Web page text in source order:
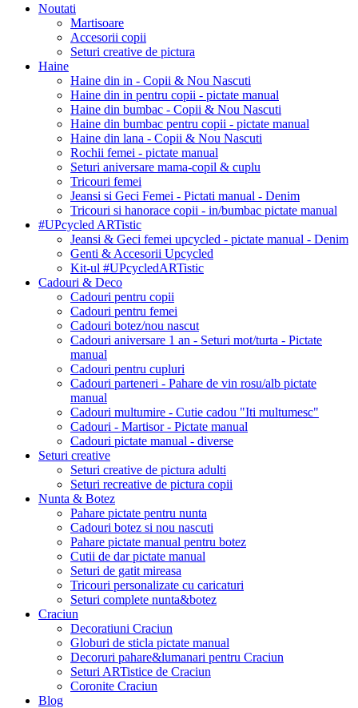
Noutati
Martisoare
Accesorii copii
Seturi creative de pictura
Haine
Haine din in - Copii & Nou Nascuti
Haine din in pentru copii - pictate manual
Haine din bumbac - Copii & Nou Nascuti
Haine din bumbac pentru copii - pictate manual
Haine din lana - Copii & Nou Nascuti
Rochii femei - pictate manual
Seturi aniversare mama-copil & cuplu
Tricouri femei
Jeansi si Geci Femei - Pictati manual - Denim
Tricouri si hanorace copii - in/bumbac pictate manual
#UPcycled ARTistic
Jeansi & Geci femei upcycled - pictate manual - Denim
Genti & Accesorii Upcycled
Kit-ul #UPcycledARTistic
Cadouri & Deco
Cadouri pentru copii
Cadouri pentru femei
Cadouri botez/nou nascut
Cadouri aniversare 1 an - Seturi mot/turta - Pictate
manual
Cadouri pentru cupluri
Cadouri parteneri - Pahare de vin rosu/alb pictate
manual
Cadouri multumire - Cutie cadou "Iti multumesc"
Cadouri - Martisor - Pictate manual
Cadouri pictate manual - diverse
Seturi creative
Seturi creative de pictura adulti
Seturi recreative de pictura copii
Nunta & Botez
Pahare pictate pentru nunta
Cadouri botez si nou nascuti
Pahare pictate manual pentru botez
Cutii de dar pictate manual
Seturi de gatit mireasa
Tricouri personalizate cu caricaturi
Seturi complete nunta&botez
Craciun
Decoratiuni Craciun
Globuri de sticla pictate manual
Decoruri pahare&lumanari pentru Craciun
Seturi ARTistice de Craciun
Coronite Craciun
Blog